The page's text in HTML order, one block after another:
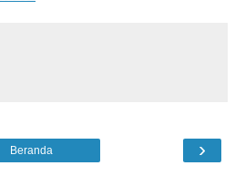
›
Beranda